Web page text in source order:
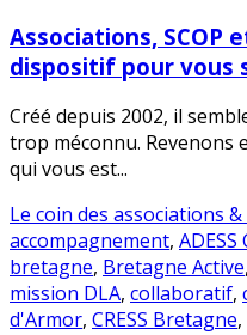
Associations, SCOP
dispositif pour vous
Créé depuis 2002, il
trop méconnu. Revenons
qui vous est...
Le coin des associations &
accompagnement,
bretagne, Bretagne Active,
mission DLA, collaboratif,
d'Armor, CRESS Bretagne,